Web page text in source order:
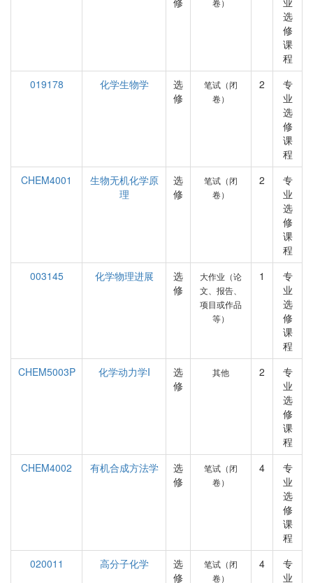
卷）
选
修
课
程
019178
化学生物学
选
修
笔试（闭
卷）
2
专
业
选
修
课
程
CHEM4001
生物无机化学原
理
选
修
笔试（闭
卷）
2
专
业
选
修
课
程
003145
化学物理进展
选
修
大作业（论
文、报告、
项目或作品
等）
1
专
业
选
修
课
程
CHEM5003P
化学动力学I
选
修
其他 2
专
业
选
修
课
程
CHEM4002
有机合成方法学
选
修
笔试（闭
卷）
4
专
业
选
修
课
程
020011
高分子化学
选
修
笔试（闭
卷）
4
专
业